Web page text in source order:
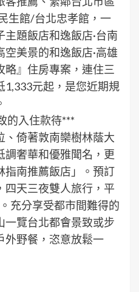
生館/台北忠孝館，一
題飯店和逸飯店·台南
美景的和逸飯店·高雄
略』住房專案，連住三
1,333元起，是您近期規
的入住款待***
、倚著敦南欒樹林蔭大
調奢華和優雅聞名，更
指南推薦飯店」。預訂
四天三夜雙人旅行，平
充分享受都市間難得的
一覽台北都會景致或步
外野餐，恣意放鬆一